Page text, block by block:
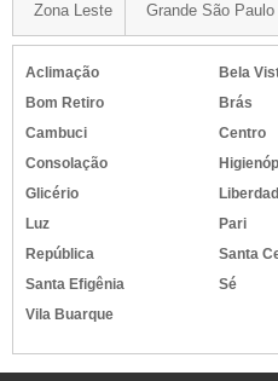
Zona Leste Grande São Paulo
Aclimação
Bela
Bom Retiro
Brás
Cambuci
Centro
Consolação
Glicério
Luz
Pari
República
Santa
Santa Efigênia
Sé
Vila Buarque